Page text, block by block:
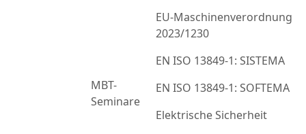
MBT-
Seminare
EU-Maschinenverordnung
2023/1230
EN ISO 13849-1: SISTEMA
EN ISO 13849-1: SOFTEMA
Elektrische Sicherheit